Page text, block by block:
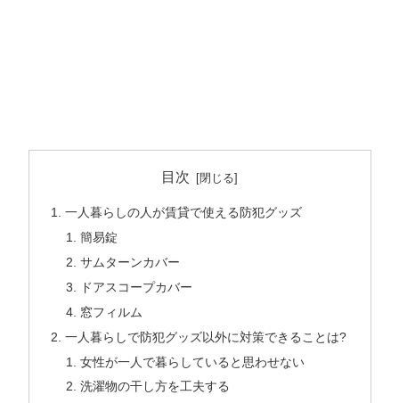
目次
一人暮らしの人が賃貸で使える防犯グッズ
簡易錠
サムターンカバー
ドアスコープカバー
窓フィルム
一人暮らしで防犯グッズ以外に対策できることは?
女性が一人で暮らしていると思わせない
洗濯物の干し方を工夫する